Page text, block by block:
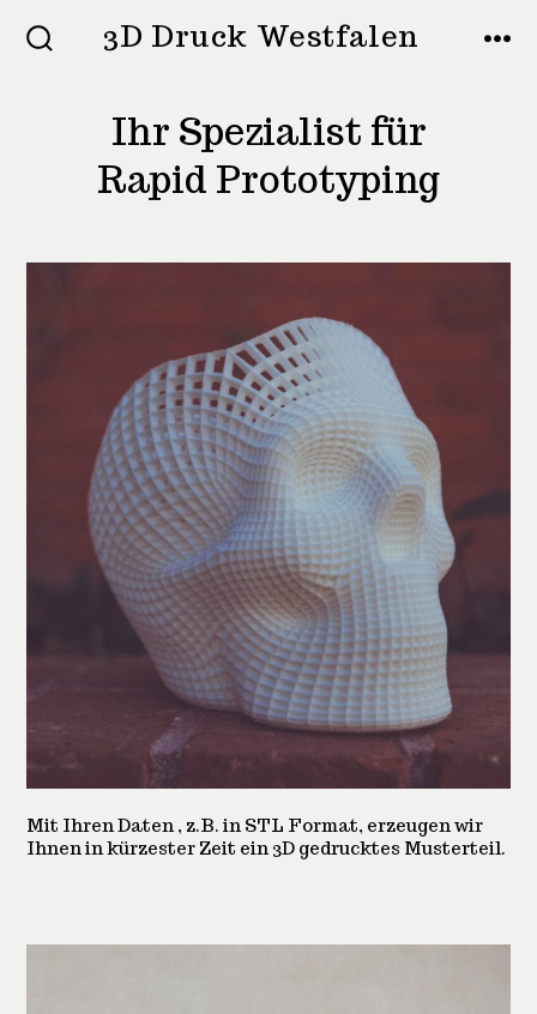
Zum
Inhalt
3D Druck Westfalen
Ihr Spezialist für
Rapid Prototyping
Mit Ihren Daten , z.B. in STL Format, erzeugen wir
Ihnen in kürzester Zeit ein 3D gedrucktes Musterteil.